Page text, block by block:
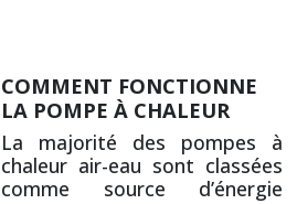
COMMENT FONCTIONNE
LA POMPE À CHALEUR
La majorité des pompes à
chaleur air-eau sont classées
comme source d’énergie